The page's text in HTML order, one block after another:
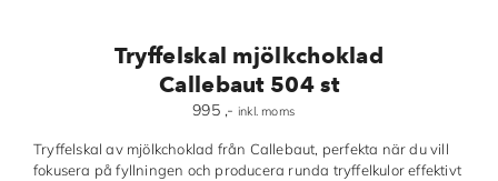
Made in Sweden
Tryffelskal mjölkchoklad
Callebaut 504 st
995 ,- inkl. moms
Tryffelskal av mjölkchoklad från Callebaut, perfekta när du vill
fokusera på fyllningen och producera runda tryffelkulor effektivt